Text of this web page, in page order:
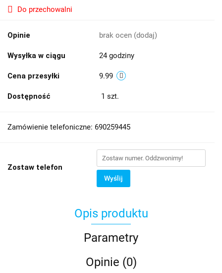
Do przechowalni
Opinie brak ocen (dodaj)
Wysyłka w ciągu 24 godziny
Cena przesyłki 9.99
Dostępność 1 szt.
Zamówienie telefoniczne: 690259445
Zostaw telefon
Wyślij
Opis produktu
Parametry
Opinie (0)